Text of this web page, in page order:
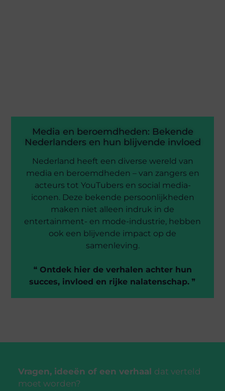
Media en beroemdheden: Bekende
Nederlanders en hun blijvende invloed
Nederland heeft een diverse wereld van
media en beroemdheden – van zangers en
acteurs tot YouTubers en social media-
iconen. Deze bekende persoonlijkheden
maken niet alleen indruk in de
entertainment- en mode-industrie, hebben
ook een blijvende impact op de
samenleving.
❝ Ontdek hier de verhalen achter hun
succes, invloed en rijke nalatenschap. ❞
Vragen, ideeën of een verhaal dat verteld
moet worden?